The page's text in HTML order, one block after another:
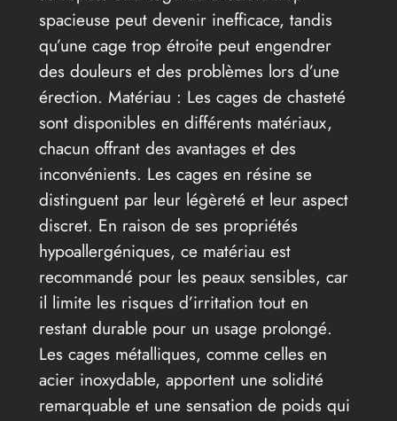
spacieuse peut devenir inefficace, tandis
qu’une cage trop étroite peut engendrer
des douleurs et des problèmes lors d’une
érection. Matériau : Les cages de chasteté
sont disponibles en différents matériaux,
chacun offrant des avantages et des
inconvénients. Les cages en résine se
distinguent par leur légèreté et leur aspect
discret. En raison de ses propriétés
hypoallergéniques, ce matériau est
recommandé pour les peaux sensibles, car
il limite les risques d’irritation tout en
restant durable pour un usage prolongé.
Les cages métalliques, comme celles en
acier inoxydable, apportent une solidité
remarquable et une sensation de poids qui